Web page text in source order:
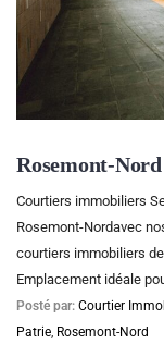
Rosemont-Nord
Courtiers immobiliers
Rosemont-Nordavec
courtiers immobiliers
Emplacement idéale
Posté par: Courtier
Patrie Rosemont-Nord